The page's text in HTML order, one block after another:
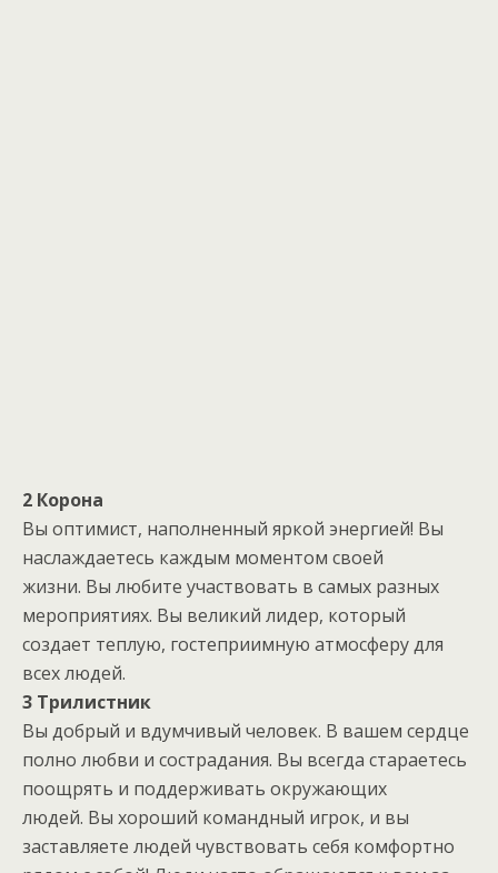
2 Корона
Вы оптимист, наполненный яркой энергией! Вы
наслаждаетесь каждым моментом своей
жизни. Вы любите участвовать в самых разных
мероприятиях. Вы великий лидер, который
создает теплую, гостеприимную атмосферу для
всех людей.
3 Трилистник
Вы добрый и вдумчивый человек. В вашем сердце
полно любви и сострадания. Вы всегда стараетесь
поощрять и поддерживать окружающих
людей. Вы хороший командный игрок, и вы
заставляете людей чувствовать себя комфортно